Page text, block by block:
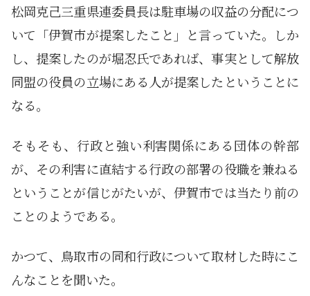
松岡克己三重県連委員長は駐車場の収益の分配につ
いて「伊賀市が提案したこと」と言っていた。しか
し、提案したのが堀忍氏であれば、事実として解放
同盟の役員の立場にある人が提案したということに
なる。
そもそも、行政と強い利害関係にある団体の幹部
が、その利害に直結する行政の部署の役職を兼ねる
ということが信じがたいが、伊賀市では当たり前の
ことのようである。
かつて、鳥取市の同和行政について取材した時にこ
んなことを聞いた。